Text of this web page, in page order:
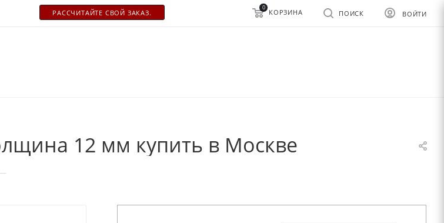
РАСCЧИТАЙТЕ СВОЙ ЗАКАЗ. ВОЙТИ
ПОИСК
0
КОРЗИНА
12 мм купить в Москве